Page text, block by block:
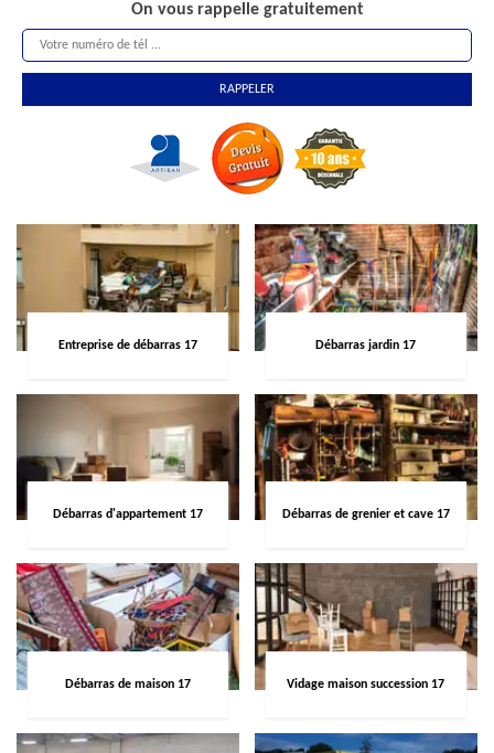
On vous rappelle gratuitement
Entreprise de débarras 17 Débarras jardin 17
Débarras d'appartement 17 Débarras de grenier et cave 17
Débarras de maison 17 Vidage maison succession 17